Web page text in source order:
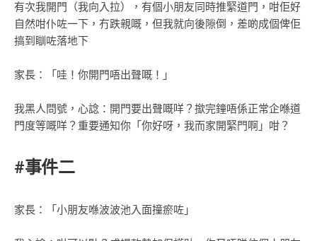
有次我開門（我向入拉），有個小朋友同時推緊道門，咁佢好
自然咁仆咗一下，冇跌親嘅，但我就向後隙倒，差啲成個俾佢
搞到瞓咗落地下
家長：「哇！你開門唔出聲嘅！」
我黑人問號，心諗：開門要出聲嘅咩？撳完鐘唔係正常企喺道
門度等嘅咩？重要通知你「你好呀，我而家開緊門啊」咁？
#事件二
家長：「小朋友喺波波池入面撞瘀咗」